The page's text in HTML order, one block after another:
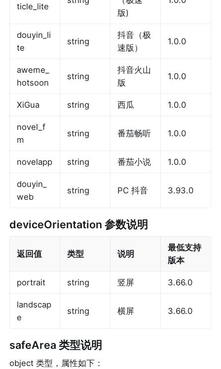
ticle_lite
版)
douyin_li
te
string
抖音（极
速版）
1.0.0
aweme_
hotsoon
string
抖音火山
版
1.0.0
XiGua string 西瓜 1.0.0
novel_f
m
string 番茄畅听 1.0.0
novelapp string 番茄小说 1.0.0
douyin_
web
string PC 抖音 3.93.0
deviceOrientation 参数说明
返回值 类型 说明
最低支持
版本
portrait string 竖屏 3.66.0
landscap
e
string 横屏 3.66.0
safeArea 类型说明
object 类型，属性如下：